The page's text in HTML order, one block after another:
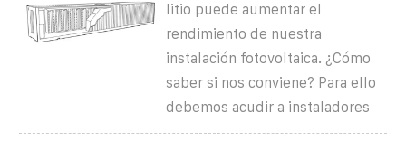
litio puede aumentar el
rendimiento de nuestra
instalación fotovoltaica. ¿Cómo
saber si nos conviene? Para ello
debemos acudir a instaladores